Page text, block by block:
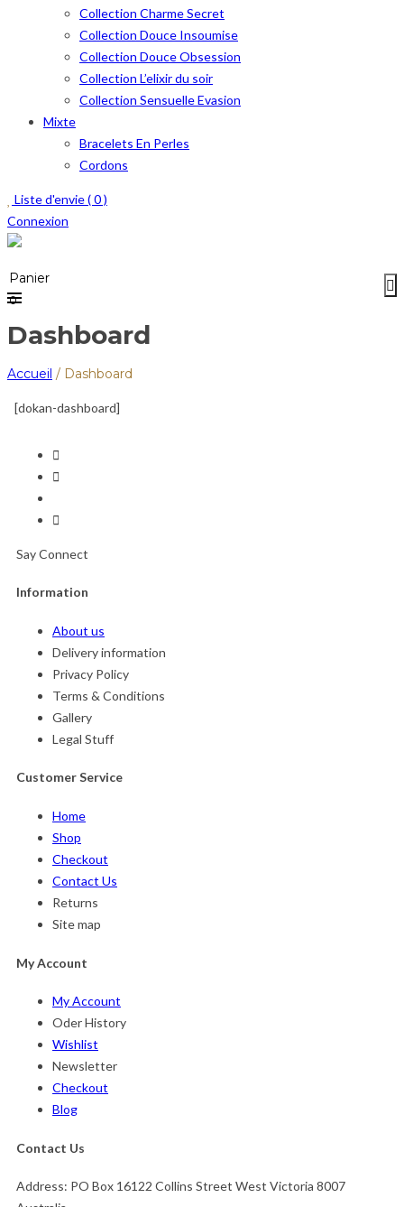
Collection Charme Secret
Collection Douce Insoumise
Collection Douce Obsession
Collection L’elixir du soir
Collection Sensuelle Evasion
Mixte
Bracelets En Perles
Cordons
Liste d'envie (0)
Connexion
Panier
0
Dashboard
Accueil / Dashboard
[dokan-dashboard]
Say Connect
Information
About us
Delivery information
Privacy Policy
Terms & Conditions
Gallery
Legal Stuff
Customer Service
Home
Shop
Checkout
Contact Us
Returns
Site map
My Account
My Account
Oder History
Wishlist
Newsletter
Checkout
Blog
Contact Us
Address: PO Box 16122 Collins Street West Victoria 8007